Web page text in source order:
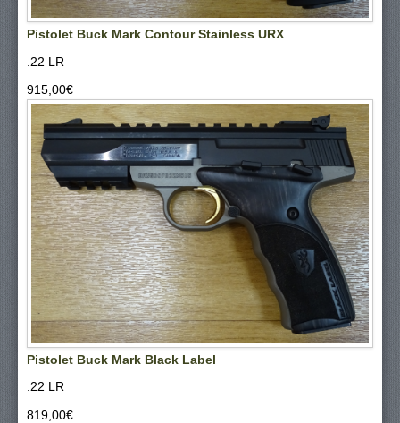
Pistolet Buck Mark Contour Stainless URX
.22 LR
915,00‎€
Pistolet Buck Mark Black Label
.22 LR
819,00‎€